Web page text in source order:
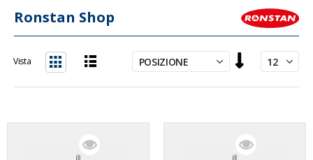
Ronstan Shop
la
direzione
Vista